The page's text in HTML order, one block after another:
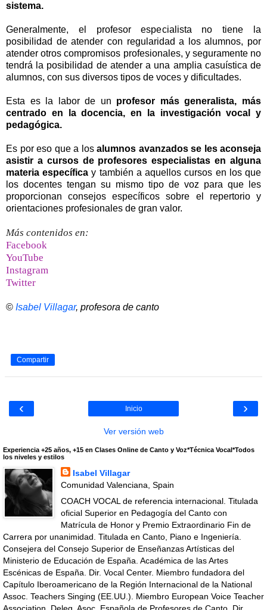
sistema.
Generalmente, el profesor especialista no tiene la
posibilidad de atender con regularidad a los alumnos, por
atender otros compromisos profesionales, y seguramente no
tendrá la posibilidad de atender a una amplia casuística de
alumnos, con sus diversos tipos de voces y dificultades.
Esta es la labor de un profesor más generalista, más
centrado en la docencia, en la investigación vocal y
pedagógica.
Es por eso que a los alumnos avanzados se les aconseja
asistir a cursos de profesores especialistas en alguna
materia específica y también a aquellos cursos en los que
los docentes tengan su mismo tipo de voz para que les
proporcionan consejos específicos sobre el repertorio y
orientaciones profesionales de gran valor.
Más contenidos en:
Facebook
YouTube
Instagram
Twitter
© Isabel Villagar, profesora de canto
Compartir
‹ ›
Inicio
Ver versión web
Experiencia +25 años, +15 en Clases Online de Canto y Voz*Técnica Vocal*Todos
los niveles y estilos
Isabel Villagar
Comunidad Valenciana, Spain
COACH VOCAL de referencia internacional. Titulada
oficial Superior en Pedagogía del Canto con
Matrícula de Honor y Premio Extraordinario Fin de
Carrera por unanimidad. Titulada en Canto, Piano e Ingeniería.
Consejera del Consejo Superior de Enseñanzas Artísticas del
Ministerio de Educación de España. Académica de las Artes
Escénicas de España. Dir. Vocal Center. Miembro fundadora del
Capítulo Iberoamericano de la Región Internacional de la National
Assoc. Teachers Singing (EE.UU.). Miembro European Voice Teacher